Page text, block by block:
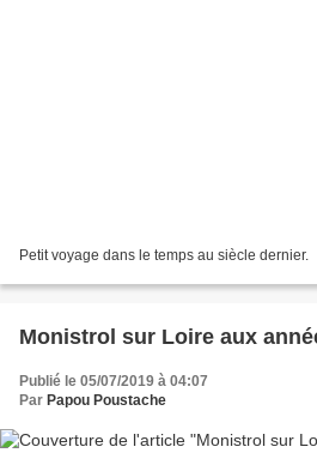
Petit voyage dans le temps au siècle dernier.
Monistrol sur Loire aux
Publié le 05/07/2019 à 04:07
Par Papou Poustache